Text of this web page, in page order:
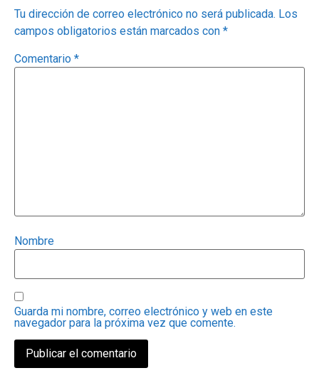
Tu dirección de correo electrónico no será publicada. Los
campos obligatorios están marcados con *
Comentario *
Nombre
Guarda mi nombre, correo electrónico y web en este
navegador para la próxima vez que comente.